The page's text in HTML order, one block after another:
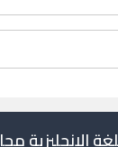
الانجليزية